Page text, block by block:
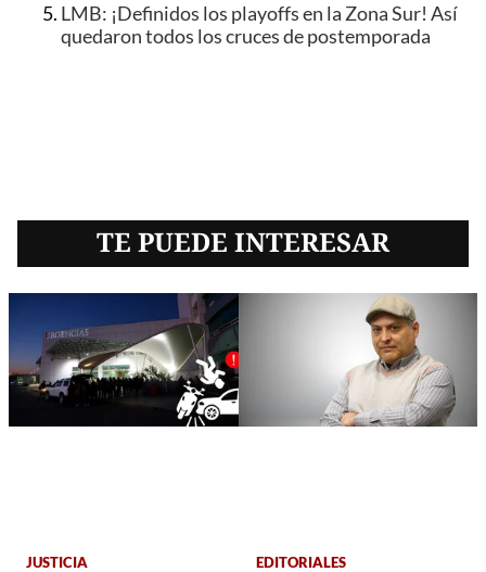
LMB: ¡Definidos los playoffs en la Zona Sur! Así
quedaron todos los cruces de postemporada
TE PUEDE INTERESAR
JUSTICIA EDITORIALES